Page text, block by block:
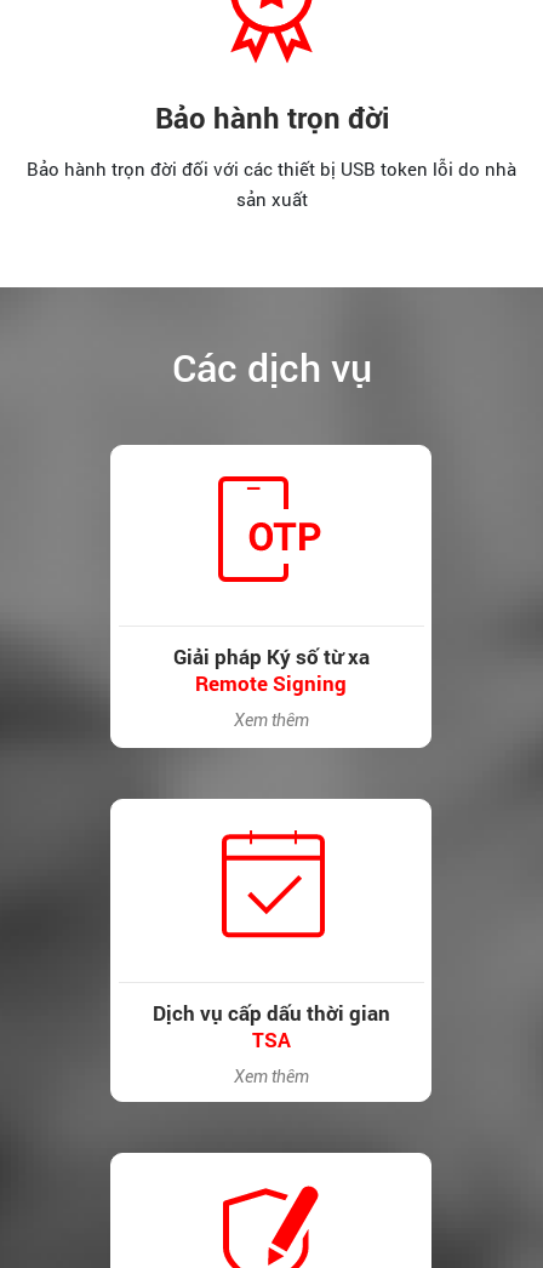
Bảo hành trọn đời
Bảo hành trọn đời đối với các thiết bị USB token lỗi do nhà
sản xuất
Các dịch vụ
Giải pháp Ký số từ xa
Remote Signing
Xem thêm
Dịch vụ cấp dấu thời gian
TSA
Xem thêm